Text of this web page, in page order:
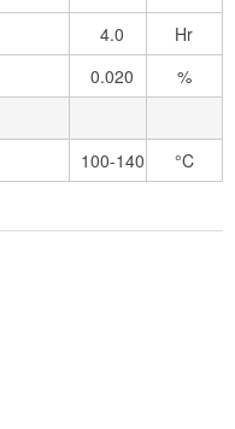
-140
4.0
Hr
0.020
%
100-140 °C